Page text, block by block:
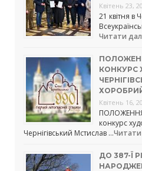
Квітень 23,
21 квітня в
Читати
КОНКУРС
Квітень 16,
ПОЛОЖЕННЯ
конкурс
Чернігівський Мстислав …Читати
ДО 387-Ї